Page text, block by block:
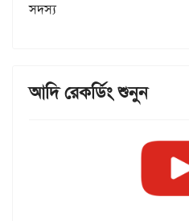
সদস্য
আদি রেকর্ডিং শুনুন